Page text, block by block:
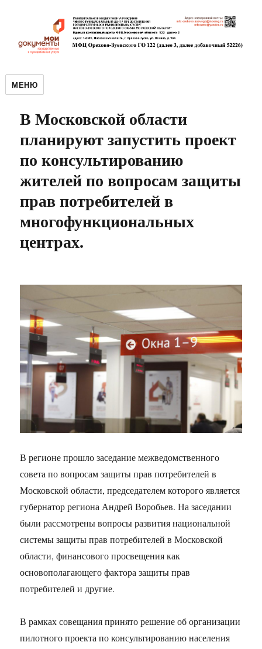
МЕНЮ
В Московской области
планируют запустить проект
по консультированию
жителей по вопросам защиты
прав потребителей в
многофункциональных
центрах.
В регионе прошло заседание межведомственного
совета по вопросам защиты прав потребителей в
Московской области, председателем которого является
губернатор региона Андрей Воробьев. На заседании
были рассмотрены вопросы развития национальной
системы защиты прав потребителей в Московской
области, финансового просвещения как
основополагающего фактора защиты прав
потребителей и другие.
В рамках совещания принято решение об организации
пилотного проекта по консультированию населения